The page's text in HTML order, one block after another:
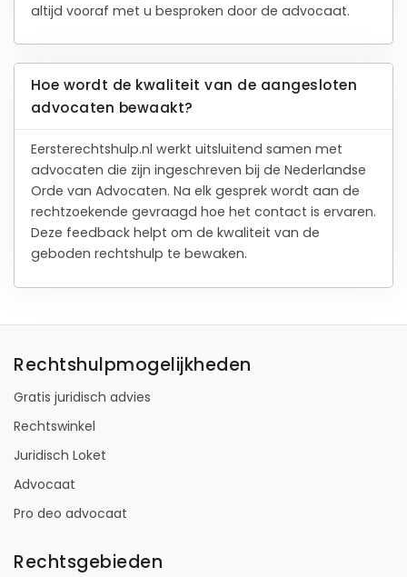
altijd vooraf met u besproken door de advocaat.
Hoe wordt de kwaliteit van de aangesloten
advocaten bewaakt?
Eersterechtshulp.nl werkt uitsluitend samen met
advocaten die zijn ingeschreven bij de Nederlandse
Orde van Advocaten. Na elk gesprek wordt aan de
rechtzoekende gevraagd hoe het contact is ervaren.
Deze feedback helpt om de kwaliteit van de
geboden rechtshulp te bewaken.
Rechtshulpmogelijkheden
Gratis juridisch advies
Rechtswinkel
Juridisch Loket
Advocaat
Pro deo advocaat
Rechtsgebieden